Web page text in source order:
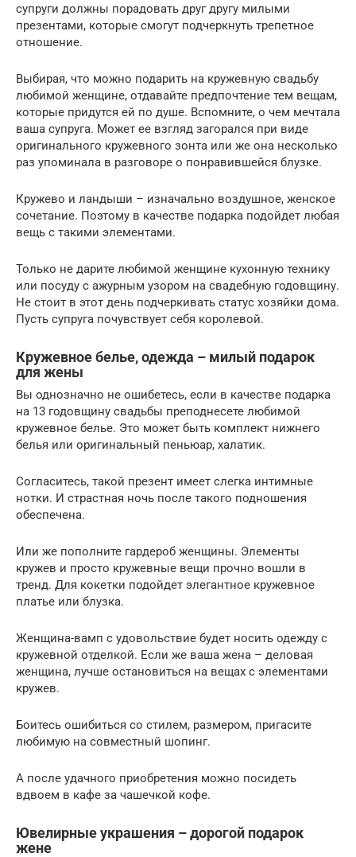
супруги должны порадовать друг другу милыми
презентами, которые смогут подчеркнуть трепетное
отношение.
Выбирая, что можно подарить на кружевную свадьбу
любимой женщине, отдавайте предпочтение тем вещам,
которые придутся ей по душе. Вспомните, о чем мечтала
ваша супруга. Может ее взгляд загорался при виде
оригинального кружевного зонта или же она несколько
раз упоминала в разговоре о понравившейся блузке.
Кружево и ландыши – изначально воздушное, женское
сочетание. Поэтому в качестве подарка подойдет любая
вещь с такими элементами.
Только не дарите любимой женщине кухонную технику
или посуду с ажурным узором на свадебную годовщину.
Не стоит в этот день подчеркивать статус хозяйки дома.
Пусть супруга почувствует себя королевой.
Кружевное белье, одежда – милый подарок
для жены
Вы однозначно не ошибетесь, если в качестве подарка
на 13 годовщину свадьбы преподнесете любимой
кружевное белье. Это может быть комплект нижнего
белья или оригинальный пеньюар, халатик.
Согласитесь, такой презент имеет слегка интимные
нотки. И страстная ночь после такого подношения
обеспечена.
Или же пополните гардероб женщины. Элементы
кружев и просто кружевные вещи прочно вошли в
тренд. Для кокетки подойдет элегантное кружевное
платье или блузка.
Женщина-вамп с удовольствие будет носить одежду с
кружевной отделкой. Если же ваша жена – деловая
женщина, лучше остановиться на вещах с элементами
кружев.
Боитесь ошибиться со стилем, размером, пригасите
любимую на совместный шопинг.
А после удачного приобретения можно посидеть
вдвоем в кафе за чашечкой кофе.
Ювелирные украшения – дорогой подарок
жене